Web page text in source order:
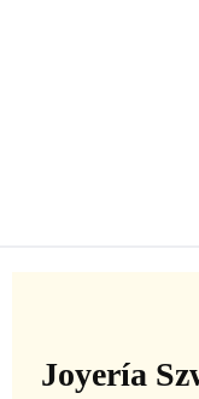
Joyería